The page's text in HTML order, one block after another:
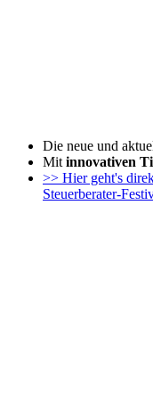
Die neue und
Mit innovativen
>> Hier geht's
Steuerberater-